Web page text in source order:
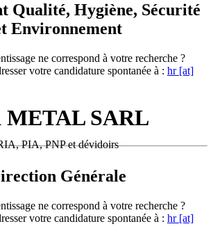
Qualité, Hygiène, Sécurité
Environnement
ne correspond à votre recherche ?
votre candidature spontanée à : hr [at]
METAL SARL
PIA, PNP et dévidoirs
Générale
ne correspond à votre recherche ?
votre candidature spontanée à : hr [at]